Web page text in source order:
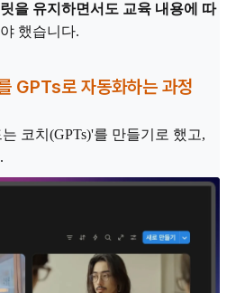
을 유지하면서도 교육 내용에 따
했습니다.
GPTs로 자동화하는 과정
코치(GPTs)'를 만들기로 했고,